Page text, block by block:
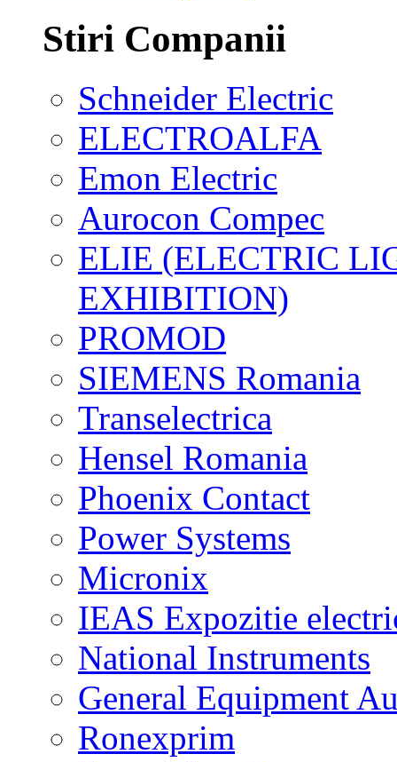
Stiri Companii
Schneider Electric
ELECTROALFA
Emon Electric
Aurocon Compec
ELIE (ELECTRIC
EXHIBITION)
PROMOD
SIEMENS Romania
Transelectrica
Hensel Romania
Phoenix Contact
Power Systems
Micronix
IEAS Expozitie
National Instruments
General Equipment
Ronexprim